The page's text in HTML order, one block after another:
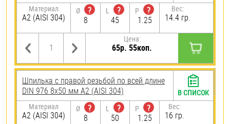
Материал
А2 (AISI 304)
Ø
?
8
L
?
45
P
?
1.25
Вес:
14.4 гр.
Цена:
65р. 55коп.
Шпилька с правой резьбой по всей длине
DIN 976 8х50 мм А2 (AISI 304)
Материал
А2 (AISI 304)
Ø
?
8
L
?
50
P
?
1.25
Вес:
16 гр.
В СПИСОК